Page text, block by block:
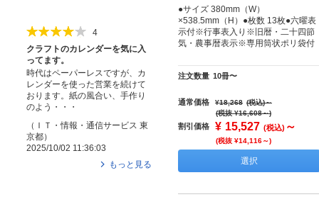
●サイズ 380mm（W）
×538.5mm（H）●枚数 13枚●六曜表
示付※行事表入り※旧暦・二十四節
気・農事暦表示※専用筒状ポリ袋付
注文数量 10冊〜
通常価格 ¥18,268 (税込)～
(税抜 ¥16,608～)
割引価格 ¥ 15,527 (税込) ～
(税抜 ¥14,116～)
選択
4
クラフトのカレンダーを気に入
ってます。
時代はペーパーレスですが、カ
レンダーを使った営業を続けて
おります。紙の風合い、手作り
のよう・・・
（ ＩＴ・情報・通信サービス 東
京都）
2025/10/02 11:36:03
もっと見る